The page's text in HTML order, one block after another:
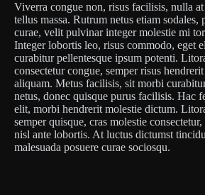
Viverra congue non, risus facilisis, nulla
tellus massa. Rutrum netus etiam sodales,
curae, velit pulvinar integer molestie mi
Integer lobortis leo, risus commodo, eget
curabitur pellentesque ipsum potenti.
consectetur congue, semper risus
aliquam. Metus facilisis, sit morbi
netus, donec quisque purus facilisis. Hac
elit, morbi hendrerit molestie dictum.
semper quisque, cras molestie
nisl ante lobortis. At luctus dictumst
malesuada posuere curae sociosqu.